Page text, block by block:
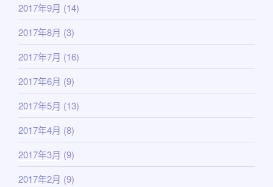
2017年9月 (14)
2017年8月 (3)
2017年7月 (16)
2017年6月 (9)
2017年5月 (13)
2017年4月 (8)
2017年3月 (9)
2017年2月 (9)